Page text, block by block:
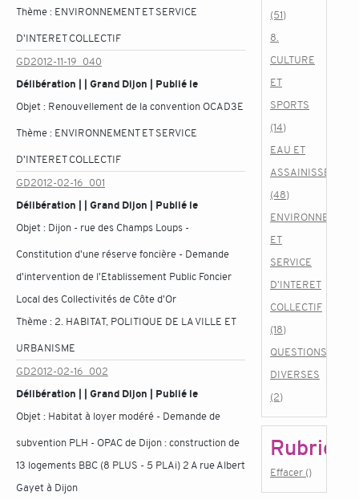
Thème : ENVIRONNEMENT ET SERVICE
D'INTERET COLLECTIF
GD2012-11-19_040
Délibération | | Grand Dijon | Publié le
Objet : Renouvellement de la convention OCAD3E
Thème : ENVIRONNEMENT ET SERVICE
D'INTERET COLLECTIF
GD2012-02-16_001
Délibération | | Grand Dijon | Publié le
Objet : Dijon - rue des Champs Loups -
Constitution d'une réserve foncière - Demande
d'intervention de l'Etablissement Public Foncier
Local des Collectivités de Côte d'Or
Thème : 2. HABITAT, POLITIQUE DE LA VILLE ET
URBANISME
GD2012-02-16_002
Délibération | | Grand Dijon | Publié le
Objet : Habitat à loyer modéré - Demande de
subvention PLH - OPAC de Dijon : construction de
13 logements BBC (8 PLUS - 5 PLAi) 2 A rue Albert
Gayet à Dijon
(51)
8.
CULTURE
ET
SPORTS
(14)
EAU ET
ASSAINISSEMENT
(48)
ENVIRONNEMENT
ET
SERVICE
D'INTERET
COLLECTIF
(18)
QUESTIONS
DIVERSES
(2)
Rubrique
Effacer ()